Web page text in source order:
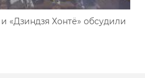
«Дзиндзя Хонтё» обсудили